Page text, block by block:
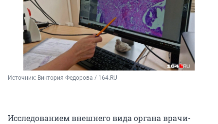
Источник: Виктория Федорова / 164.RU
Исследованием внешнего вида органа врачи-